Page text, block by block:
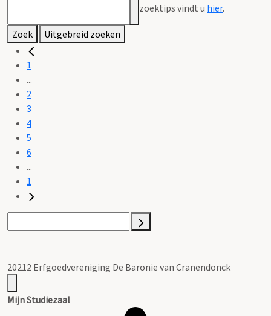
zoektips vindt u hier.
Zoek Uitgebreid zoeken
1
...
2
3
4
5
6
...
1
20212 Erfgoedvereniging De Baronie van Cranendonck
Mijn Studiezaal